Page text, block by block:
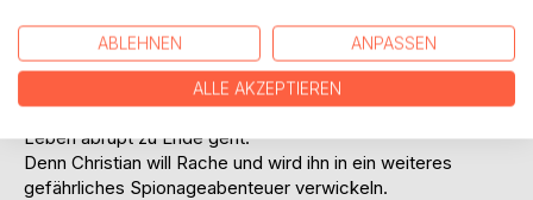
dubiosen Machenschaften des geheimnisvollen Agenten
Christian knapp entkommen konnte.
Als dieser eines Tages plötzlich in Pauls Surfshop
auftaucht, ist Paul sofort klar, dass sein beschauliches
Leben abrupt zu Ende geht.
Denn Christian will Rache und wird ihn in ein weiteres
gefährliches Spionageabenteuer verwickeln.
ABLEHNEN ANPASSEN
ALLE AKZEPTIEREN